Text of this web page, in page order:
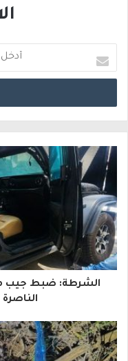
د
خ
ب
ي
د
ك
ا
إ
ل
الشرطة: ضبط جيب